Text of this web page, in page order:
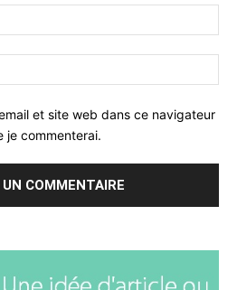
et site web dans ce navigateur
je commenterai.